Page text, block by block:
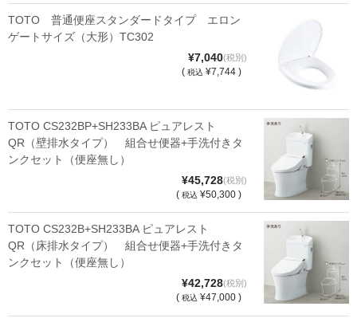
k
TOTO 普通便座スタンダードタイプ エロン
ゲートサイズ（大形）TC302
¥7,040(税別)
( 税込 ¥7,744 )
TOTO CS232BP+SH233BA ピュアレスト
QR（壁排水タイプ） 組合せ便器+手洗付きタ
ンクセット（便座無し）
¥45,728(税別)
( 税込 ¥50,300 )
TOTO CS232B+SH233BA ピュアレスト
QR（床排水タイプ） 組合せ便器+手洗付きタ
ンクセット（便座無し）
¥42,728(税別)
( 税込 ¥47,000 )